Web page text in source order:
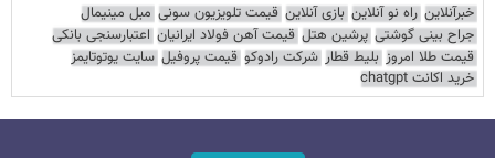
خبرآنلاین راه نو آنلاین بازی آنلاین قیمت تلویزیون سونی مبل مینیمال
جراح بینی گوشتی پرشین هتل قیمت آهن فولاد ایرانیان اعتبارسنجی بانکی
قیمت طلا امروز بلیط قطار شرکت رادوکو قیمت پروفیل سایت یوتوتایمز
خرید اکانت chatgpt